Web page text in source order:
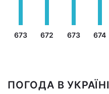
673 672 673 674
ПОГОДА В УКРАЇНІ